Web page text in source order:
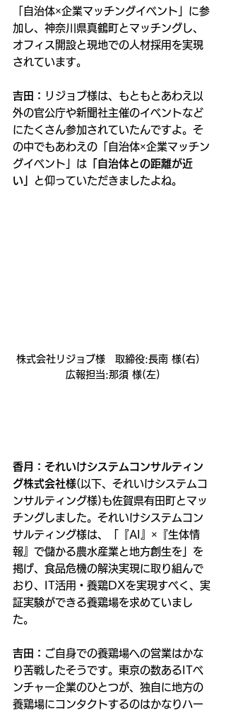
「自治体×企業マッチングイベント」に参
加し、神奈川県真鶴町とマッチングし、
オフィス開設と現地での人材採用を実現
されています。
吉田： リジョブ様は、もともとあわえ以
外の官公庁や新聞社主催のイベントなど
にたくさん参加されていたんですよ。そ
の中でもあわえの「自治体×企業マッチン
グイベント」は 「自治体との距離が近
い」
と仰っていただきましたよね。
株式会社リジョブ様　取締役:長南 様(右)
広報担当:那須 様(左)
香月：それいけシステムコンサルティン
グ株式会社様(以下、それいけシステムコ
ンサルティング様)も佐賀県有田町とマッ
チングしました。それいけシステムコン
サルティング様は、「『AI』×『生体情
報』で儲かる農水産業と地方創生を」を
掲げ、食品危機の解決実現に取り組んで
おり、IT活用・養鶏DXを実現すべく、実
証実験ができる養鶏場を求めていまし
た。
吉田： ご自身での養鶏場への営業はかな
り苦戦したそうです。東京の数あるITベ
ンチャー企業のひとつが、独自に地方の
養鶏場にコンタクトするのはかなりハー